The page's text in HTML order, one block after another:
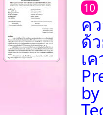
10
ค
ด้
เ